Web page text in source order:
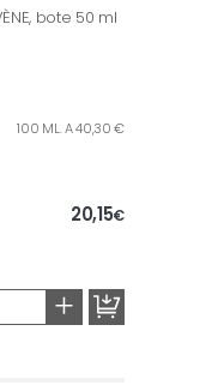
bote 50 ml
100 ML. A 40,30 €
20,15€
+